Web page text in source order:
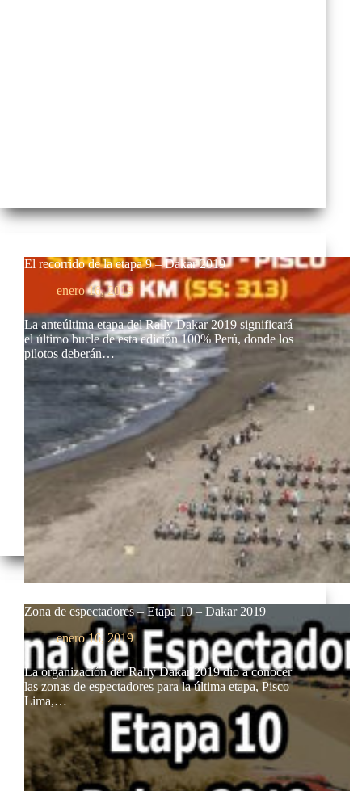
El recorrido de la etapa 9 – Dakar 2019
enero 16, 2019
La anteúltima etapa del Rally Dakar 2019 significará
el último bucle de esta edición 100% Perú, donde los
pilotos deberán…
Zona de espectadores – Etapa 10 – Dakar 2019
enero 16, 2019
La organización del Rally Dakar 2019 dio a conocer
las zonas de espectadores para la última etapa, Pisco –
Lima,…